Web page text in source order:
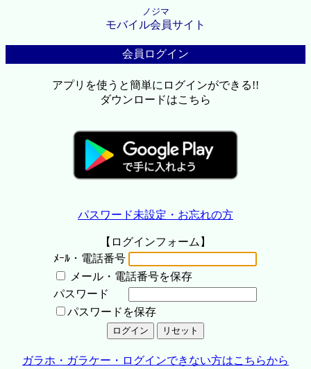
ノジマ
モバイル会員サイト
会員ログイン
アプリを使うと簡単にログインができる!!
ダウンロードはこちら
パスワード未設定・お忘れの方
【ログインフォーム】
ﾒｰﾙ・電話番号
メール・電話番号を保存
パスワード
パスワードを保存
ガラホ・ガラケー・ログインできない方はこちらから